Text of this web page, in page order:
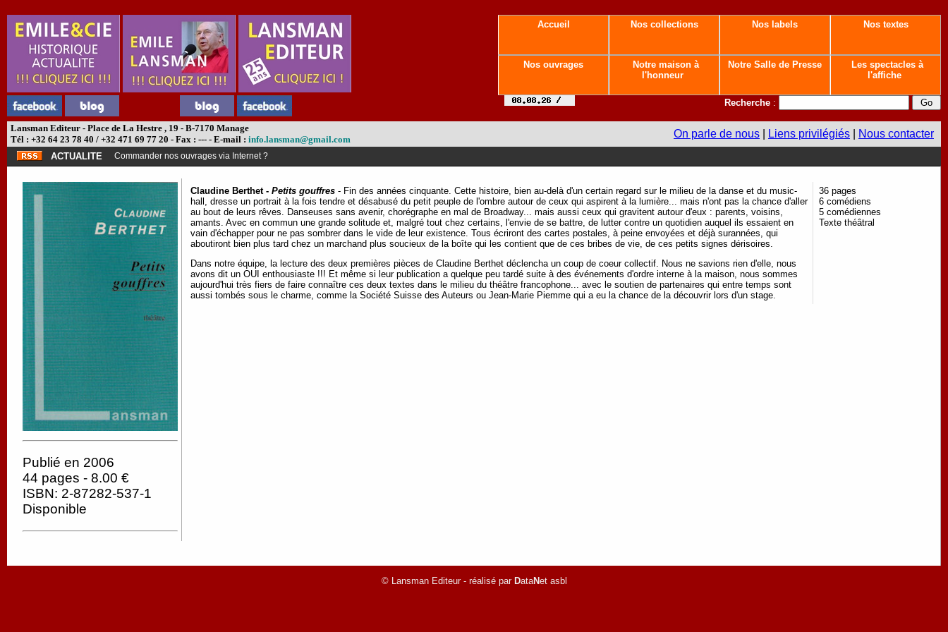
Accueil Nos collections Nos labels Nos textes
Nos ouvrages
Notre maison à
l'honneur
Notre Salle de Presse
Les spectacles à
l'affiche
Recherche :
Lansman Editeur - Place de La Hestre , 19 - B-7170 Manage
Tél : +32 64 23 78 40 / +32 471 69 77 20 - Fax : --- - E-mail : info.lansman@gmail.com On parle de nous Liens privilégiés Nous contacter
ACTUALITE Commander nos ouvrages via Internet ?
Publié en 2006
44 pages - 8.00 €
ISBN: 2-87282-537-1
Disponible
Claudine Berthet - Petits gouffres - Fin des années cinquante. Cette histoire, bien au-delà d'un certain regard sur le milieu de la danse et du music-
hall, dresse un portrait à la fois tendre et désabusé du petit peuple de l'ombre autour de ceux qui aspirent à la lumière... mais n'ont pas la chance d'aller
au bout de leurs rêves. Danseuses sans avenir, chorégraphe en mal de Broadway... mais aussi ceux qui gravitent autour d'eux : parents, voisins,
amants. Avec en commun une grande solitude et, malgré tout chez certains, l'envie de se battre, de lutter contre un quotidien auquel ils essaient en
vain d'échapper pour ne pas sombrer dans le vide de leur existence. Tous écriront des cartes postales, à peine envoyées et déjà surannées, qui
aboutiront bien plus tard chez un marchand plus soucieux de la boîte qui les contient que de ces bribes de vie, de ces petits signes dérisoires.
Dans notre équipe, la lecture des deux premières pièces de Claudine Berthet déclencha un coup de coeur collectif. Nous ne savions rien d'elle, nous
avons dit un OUI enthousiaste !!! Et même si leur publication a quelque peu tardé suite à des événements d'ordre interne à la maison, nous sommes
aujourd'hui très fiers de faire connaître ces deux textes dans le milieu du théâtre francophone... avec le soutien de partenaires qui entre temps sont
aussi tombés sous le charme, comme la Société Suisse des Auteurs ou Jean-Marie Piemme qui a eu la chance de la découvrir lors d'un stage.
36 pages
6 comédiens
5 comédiennes
Texte théâtral
© Lansman Editeur - réalisé par DataNet asbl